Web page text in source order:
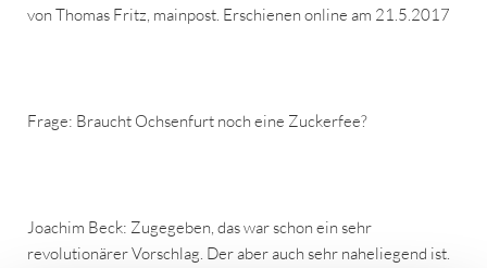
von Thomas Fritz, mainpost. Erschienen online am 21.5.2017
Frage: Braucht Ochsenfurt noch eine Zuckerfee?
Joachim Beck: Zugegeben, das war schon ein sehr
revolutionärer Vorschlag. Der aber auch sehr naheliegend ist.